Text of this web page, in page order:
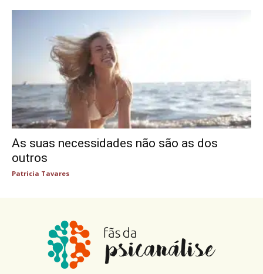
As suas necessidades não são as dos
outros
Patricia Tavares